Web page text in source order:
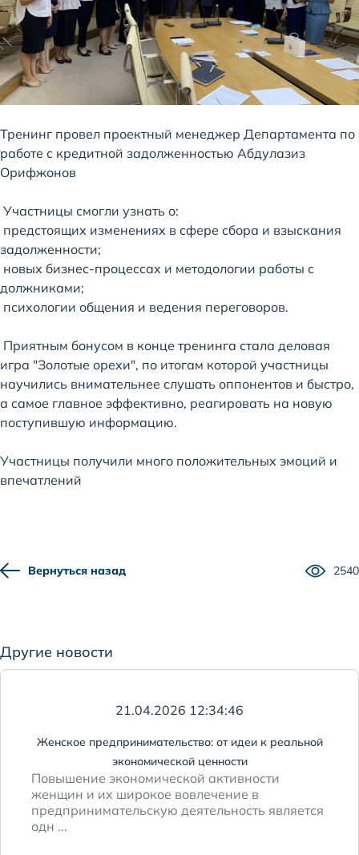
Тренинг провел проектный менеджер Департамента по
работе с кредитной задолженностью Абдулазиз
Орифжонов
Участницы смогли узнать о:
предстоящих изменениях в сфере сбора и взыскания
задолженности;
новых бизнес-процессах и методологии работы с
должниками;
психологии общения и ведения переговоров.
Приятным бонусом в конце тренинга стала деловая
игра "Золотые орехи", по итогам которой участницы
научились внимательнее слушать оппонентов и быстро,
а самое главное эффективно, реагировать на новую
поступившую информацию.
Участницы получили много положительных эмоций и
впечатлений
Вернуться назад 2540
Другие новости
21.04.2026 12:34:46
Женское предпринимательство: от идеи к реальной
экономической ценности
Повышение экономической активности
женщин и их широкое вовлечение в
предпринимательскую деятельность является
одн ...